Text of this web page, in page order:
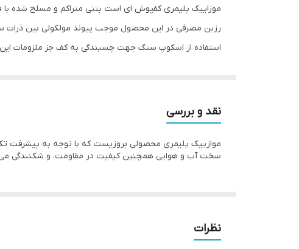
موزاییک پلیمری کفپوش ای است بتنی متراکم و مسلح شده با
رزین مصرفی در این محصول موجب پیوند مولکولی بین ذرات
استفاده از اسکوپ سنگ جهت چسبندگی به کف جز ملزومات
نقد و بررسی
موازییک پلیمری محصولی بروزیست که با توجه به پیشرفت
سخت آب و هوایی همچنین کیفیت در مقاومت. و شکنندگی
نظرات